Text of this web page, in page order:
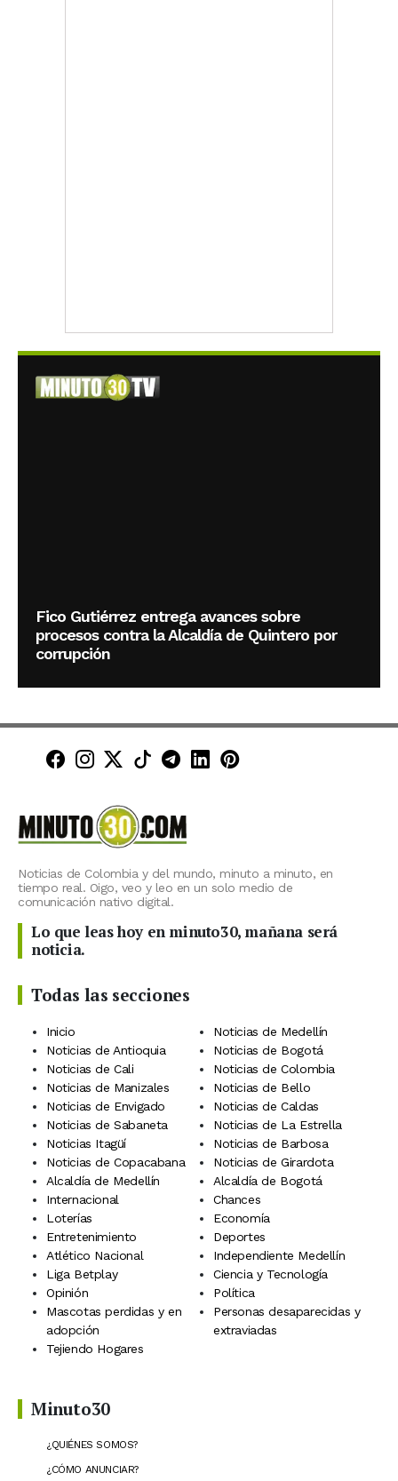
Fico Gutiérrez entrega avances sobre
procesos contra la Alcaldía de Quintero por
corrupción
Minuto30 en Facebook
Minuto30 en Instagram
Minuto30 en X (Twitter)
Minuto30 en TikTok
Canal de Minuto30 en
Minuto30 en LinkedIn
Minuto30 en
Noticias de Colombia y del mundo, minuto a minuto, en
tiempo real. Oigo, veo y leo en un solo medio de
comunicación nativo digital.
Lo que leas hoy en minuto30, mañana será
noticia.
Todas las secciones
Inicio
Noticias de Medellín
Noticias de Antioquia
Noticias de Bogotá
Noticias de Cali
Noticias de Colombia
Noticias de Manizales
Noticias de Bello
Noticias de Envigado
Noticias de Caldas
Noticias de Sabaneta
Noticias de La Estrella
Noticias Itagüí
Noticias de Barbosa
Noticias de Copacabana
Noticias de Girardota
Alcaldía de Medellín
Alcaldía de Bogotá
Internacional
Chances
Loterías
Economía
Entretenimiento
Deportes
Atlético Nacional
Independiente Medellín
Liga Betplay
Ciencia y Tecnología
Opinión
Política
Mascotas perdidas y en
adopción
Personas desaparecidas y
extraviadas
Tejiendo Hogares
Minuto30
¿QUIÉNES SOMOS?
¿CÓMO ANUNCIAR?